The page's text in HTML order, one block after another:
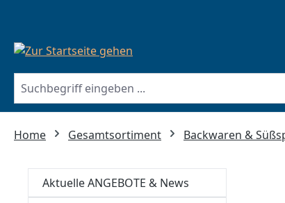
Home Gesamtsortiment Backwaren &
Aktuelle ANGEBOTE & News